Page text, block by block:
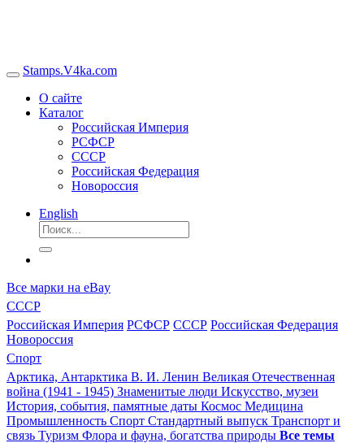
Stamps.V4ka.com
О сайте
Каталог
Российская Империя
РСФСР
СССР
Российская Федерация
Новороссия
English
Все марки на eBay
СССР
Российская Империя РСФСР СССР Российская Федерация
Новороссия
Спорт
Арктика, Антарктика В. И. Ленин Великая Отечественная
война (1941 - 1945) Знаменитые люди Искусство, музеи
История, события, памятные даты Космос Медицина
Промышленность Спорт Стандартный выпуск Транспорт и
связь Туризм Флора и фауна, богатства природы Все темы